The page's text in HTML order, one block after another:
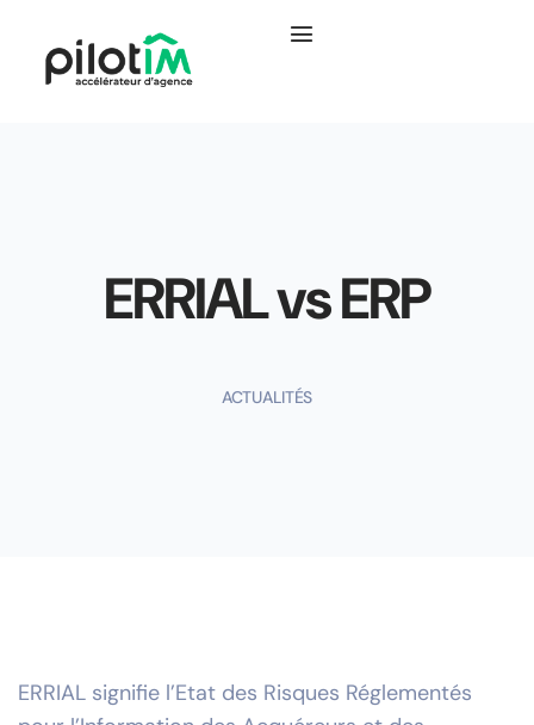
ERRIAL vs ERP
ACTUALITÉS
ERRIAL signifie l’Etat des Risques Réglementés